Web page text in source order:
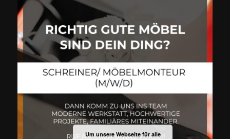
Um unsere Webseite für alle